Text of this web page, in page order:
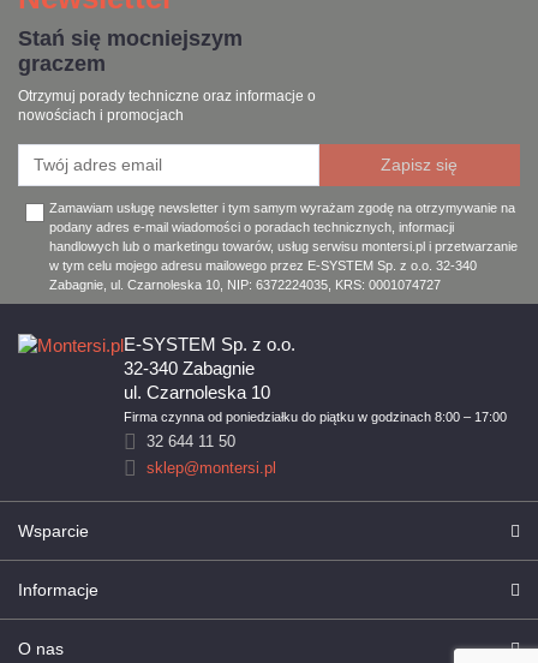
Stań się mocniejszym
graczem
Otrzymuj porady techniczne oraz informacje o
nowościach i promocjach
Zamawiam usługę newsletter i tym samym wyrażam zgodę na otrzymywanie na
podany adres e-mail wiadomości o poradach technicznych, informacji
handlowych lub o marketingu towarów, usług serwisu montersi.pl i przetwarzanie
w tym celu mojego adresu mailowego przez E-SYSTEM Sp. z o.o. 32-340
Zabagnie, ul. Czarnoleska 10, NIP: 6372224035, KRS: 0001074727
Firma czynna od poniedziałku do piątku w godzinach 8:00 – 17:00
E-SYSTEM Sp. z o.o.
32-340 Zabagnie
ul. Czarnoleska 10
32 644 11 50
sklep@montersi.pl
Wsparcie
Informacje
O nas